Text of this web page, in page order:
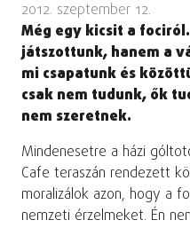
2012. szeptember 12.
Még egy kicsit a
játszottunk, hanem a
mi csapatunk és
csak nem tudunk, ők
nem szeretnek.
Mindenesetre a házi
Cafe teraszán rendezett
moralizálok azon, hogy a
nemzeti érzelmeket. Én